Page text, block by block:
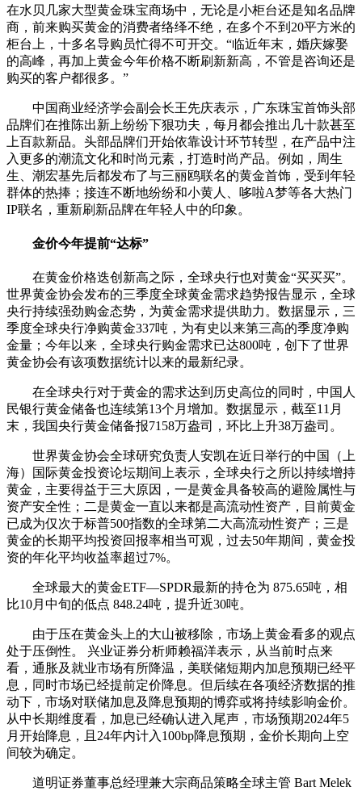
在水贝几家大型黄金珠宝商场中，无论是小柜台还是知名品牌
商，前来购买黄金的消费者络绎不绝，在多个不到20平方米的
柜台上，十多名导购员忙得不可开交。“临近年末，婚庆嫁娶
的高峰，再加上黄金今年价格不断刷新新高，不管是咨询还是
购买的客户都很多。”
中国商业经济学会副会长王先庆表示，广东珠宝首饰头部
品牌们在推陈出新上纷纷下狠功夫，每月都会推出几十款甚至
上百款新品。头部品牌们开始依靠设计环节转型，在产品中注
入更多的潮流文化和时尚元素，打造时尚产品。例如，周生
生、潮宏基先后都发布了与三丽鸥联名的黄金首饰，受到年轻
群体的热捧；接连不断地纷纷和小黄人、哆啦A梦等各大热门
IP联名，重新刷新品牌在年轻人中的印象。
金价今年提前“达标”
在黄金价格迭创新高之际，全球央行也对黄金“买买买”。
世界黄金协会发布的三季度全球黄金需求趋势报告显示，全球
央行持续强劲购金态势，为黄金需求提供助力。数据显示，三
季度全球央行净购黄金337吨，为有史以来第三高的季度净购
金量；今年以来，全球央行购金需求已达800吨，创下了世界
黄金协会有该项数据统计以来的最新纪录。
在全球央行对于黄金的需求达到历史高位的同时，中国人
民银行黄金储备也连续第13个月增加。数据显示，截至11月
末，我国央行黄金储备报7158万盎司，环比上升38万盎司。
世界黄金协会全球研究负责人安凯在近日举行的中国（上
海）国际黄金投资论坛期间上表示，全球央行之所以持续增持
黄金，主要得益于三大原因，一是黄金具备较高的避险属性与
资产安全性；二是黄金一直以来都是高流动性资产，目前黄金
已成为仅次于标普500指数的全球第二大高流动性资产；三是
黄金的长期平均投资回报率相当可观，过去50年期间，黄金投
资的年化平均收益率超过7%。
全球最大的黄金ETF—SPDR最新的持仓为 875.65吨，相
比10月中旬的低点 848.24吨，提升近30吨。
由于压在黄金头上的大山被移除，市场上黄金看多的观点
处于压倒性。 兴业证券分析师赖福洋表示，从当前时点来
看，通胀及就业市场有所降温，美联储短期内加息预期已经平
息，同时市场已经提前定价降息。但后续在各项经济数据的推
动下，市场对联储加息及降息预期的博弈或将持续影响金价。
从中长期维度看，加息已经确认进入尾声，市场预期2024年5
月开始降息，且24年内计入100bp降息预期，金价长期向上空
间较为确定。
道明证券董事总经理兼大宗商品策略全球主管 Bart Melek